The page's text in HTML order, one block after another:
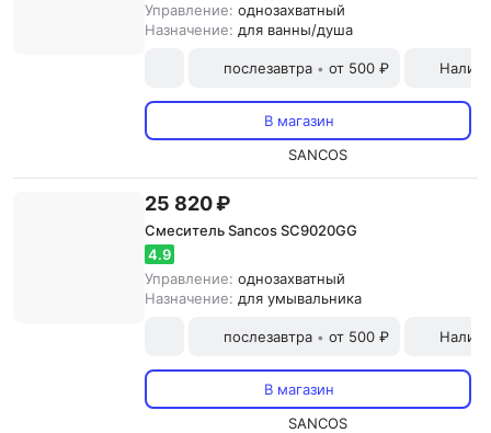
Управление: однозахватный
Назначение: для ванны/душа
послезавтра • от 500 ₽
В магазин
SANCOS
25 820 ₽
Смеситель Sancos SC9020GG
4.9
Управление: однозахватный
Назначение: для умывальника
послезавтра • от 500 ₽
В магазин
SANCOS